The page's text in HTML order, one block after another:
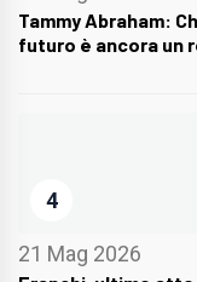
Tammy Abraham:
futuro è ancora un
4
21 Mag 2026